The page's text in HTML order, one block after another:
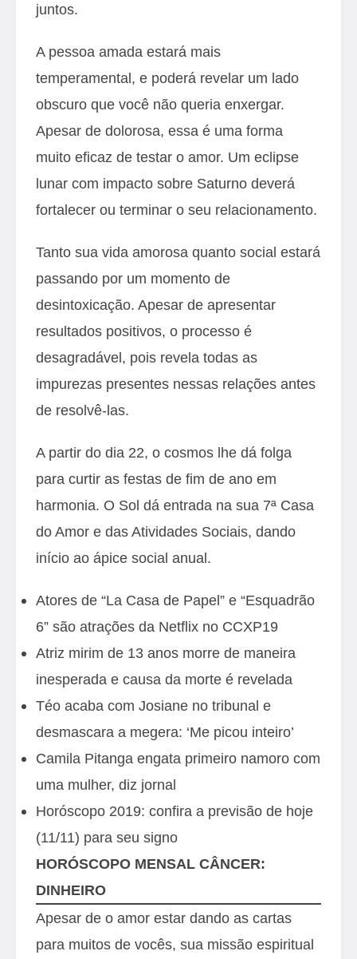
juntos.
A pessoa amada estará mais
temperamental, e poderá revelar um lado
obscuro que você não queria enxergar.
Apesar de dolorosa, essa é uma forma
muito eficaz de testar o amor. Um eclipse
lunar com impacto sobre Saturno deverá
fortalecer ou terminar o seu relacionamento.
Tanto sua vida amorosa quanto social estará
passando por um momento de
desintoxicação. Apesar de apresentar
resultados positivos, o processo é
desagradável, pois revela todas as
impurezas presentes nessas relações antes
de resolvê-las.
A partir do dia 22, o cosmos lhe dá folga
para curtir as festas de fim de ano em
harmonia. O Sol dá entrada na sua 7ª Casa
do Amor e das Atividades Sociais, dando
início ao ápice social anual.
Atores de “La Casa de Papel” e “Esquadrão
6” são atrações da Netflix no CCXP19
Atriz mirim de 13 anos morre de maneira
inesperada e causa da morte é revelada
Téo acaba com Josiane no tribunal e
desmascara a megera: ‘Me picou inteiro’
Camila Pitanga engata primeiro namoro com
uma mulher, diz jornal
Horóscopo 2019: confira a previsão de hoje
(11/11) para seu signo
HORÓSCOPO MENSAL CÂNCER:
DINHEIRO
Apesar de o amor estar dando as cartas
para muitos de vocês, sua missão espiritual